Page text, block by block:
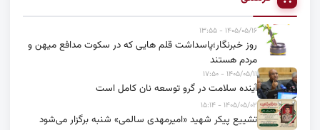
۱۴۰۵/۰۵/۱۶ - ۱۳:۵۵
روز خبرنگار؛پاسداشت قلم هایی که در سکوت مدافع میهن و
مردم هستند
۱۴۰۵/۰۵/۱۱ - ۱۷:۵۰
آینده سلامت در گرو توسعه نان کامل است
۱۴۰۵/۰۵/۰۲ - ۱۵:۱۴
تشییع پیکر شهید «امیرمهدی سالمی» شنبه برگزار می‌شود